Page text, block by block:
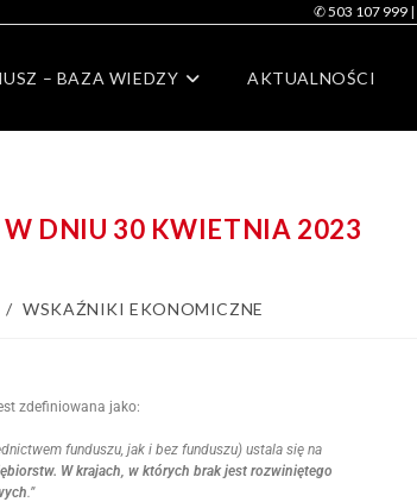
✆ 503 107 999|
– BAZA WIEDZY AKTUALNOŚCI
W DNIU 30 KWIETNIA 2023
/ WSKAŹNIKI EKONOMICZNE
zdefiniowana jako:
funduszu, jak i bez funduszu) ustala się na
W krajach, w których brak jest rozwiniętego
.”